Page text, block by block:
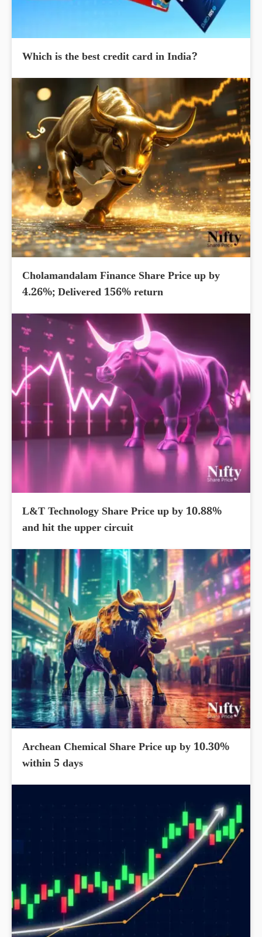
Which is the best credit card in India?
Cholamandalam Finance Share Price up by
4.26%; Delivered 156% return
L&T Technology Share Price up by 10.88%
and hit the upper circuit
Archean Chemical Share Price up by 10.30%
within 5 days